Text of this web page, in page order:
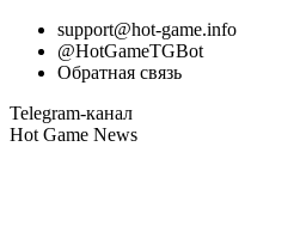
support@hot-game.info
@HotGameTGBot
Обратная связь
Telegram-канал
Hot Game News